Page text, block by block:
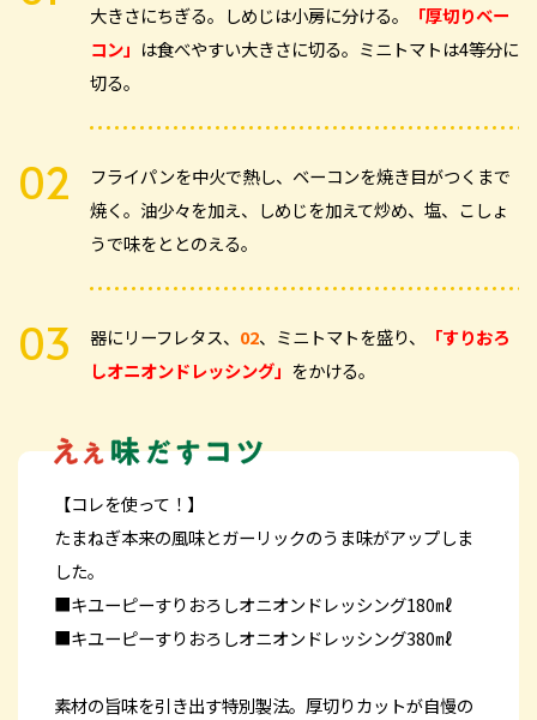
大きさにちぎる。しめじは小房に分ける。
「厚切りベー
コン」 は食べやすい大きさに切る。ミニトマトは4等分に
切る。
フライパンを中火で熱し、ベーコンを焼き目がつくまで
焼く。油少々を加え、しめじを加えて炒め、塩、こしょ
うで味をととのえる。
器にリーフレタス、 02、ミニトマトを盛り、
「すりおろ
しオニオンドレッシング」 をかける。
【コレを使って！】
たまねぎ本来の風味とガーリックのうま味がアップしま
した。
■キユーピーすりおろしオニオンドレッシング180㎖
■キユーピーすりおろしオニオンドレッシング380㎖
素材の旨味を引き出す特別製法。厚切りカットが自慢の